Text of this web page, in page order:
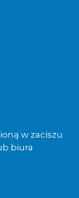
w zaciszu
biura